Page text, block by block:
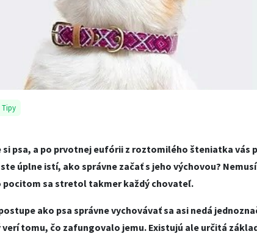
Tipy
psa, a po prvotnej eufórii z roztomilého šteniatka vás
ste úplne istí, ako správne začať s jeho výchovou?
sa stretol takmer každý chovateľ.
ako psa správne vychovávať sa asi nedá
verí tomu, čo zafungovalo jemu. Existujú ale určitá